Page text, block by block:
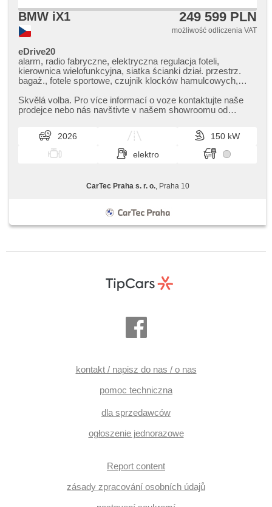
BMW iX1 249 599 PLN
możliwość odliczenia VAT
eDrive20
alarm, radio fabryczne, elektryczna regulacja foteli,
kierownica wielofunkcyjna, siatka ścianki dział. przestrz.
bagaż., fotele sportowe, czujnik klocków hamulcowych,
zatmavená zadní skla, odvětrávaná sedadla, el. tažné
zařízení, bezklíčové odemykání, bezklíčové startování,
podwozia, LED denní svícení
Skvělá volba. Pro více informací o voze kontaktujte naše
prodejce nebo nás navštivte v našem showroomu od
2026
150 kW
elektro
CarTec Praha s. r. o., Praha 10
kontakt / napisz do nas / o nas
pomoc techniczna
dla sprzedawców
ogłoszenie jednorazowe
Report content
zásady zpracování osobních údajů